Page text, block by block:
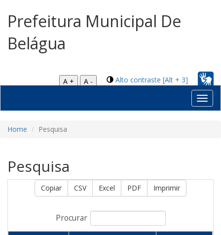
Prefeitura Municipal De
Belágua
Alto contraste [Alt + 3]
A +
A -
Home Pesquisa
Pesquisa
Copiar CSV Excel PDF Imprimir
Procurar